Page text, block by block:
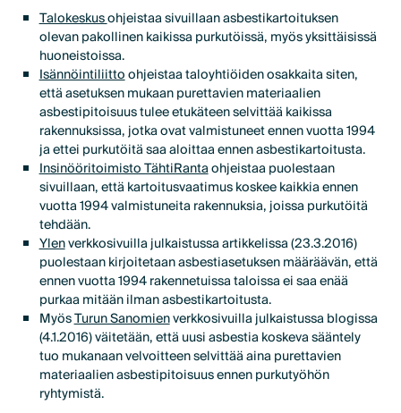
Talokeskusohjeistaa sivuillaan asbestikartoituksen
olevan pakollinen kaikissa purkutöissä, myös yksittäisissä
huoneistoissa.
Isännöintiliittoohjeistaa taloyhtiöiden osakkaita siten,
että asetuksen mukaan purettavien materiaalien
asbestipitoisuus tulee etukäteen selvittää kaikissa
rakennuksissa, jotka ovat valmistuneet ennen vuotta 1994
ja ettei purkutöitä saa aloittaa ennen asbestikartoitusta.
Insinööritoimisto TähtiRantaohjeistaa puolestaan
sivuillaan, että kartoitusvaatimus koskee kaikkia ennen
vuotta 1994 valmistuneita rakennuksia, joissa purkutöitä
tehdään.
Ylenverkkosivuilla julkaistussa artikkelissa (23.3.2016)
puolestaan kirjoitetaan asbestiasetuksen määräävän, että
ennen vuotta 1994 rakennetuissa taloissa ei saa enää
purkaa mitään ilman asbestikartoitusta.
MyösTurun Sanomienverkkosivuilla julkaistussa blogissa
(4.1.2016) väitetään, että uusi asbestia koskeva sääntely
tuo mukanaan velvoitteen selvittää aina purettavien
materiaalien asbestipitoisuus ennen purkutyöhön
ryhtymistä.